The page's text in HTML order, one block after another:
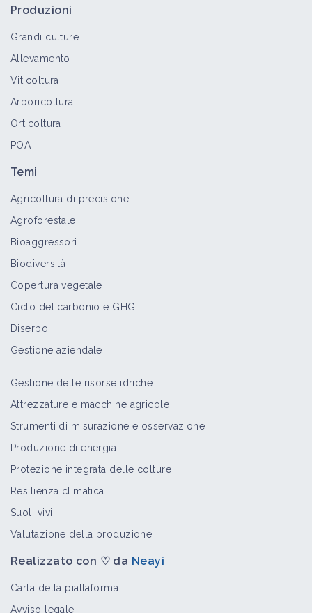
Produzioni
Grandi culture
Allevamento
Viticoltura
Arboricoltura
Orticoltura
POA
Temi
Agricoltura di precisione
Agroforestale
Bioaggressori
Biodiversità
Copertura vegetale
Ciclo del carbonio e GHG
Diserbo
Gestione aziendale
Gestione delle risorse idriche
Attrezzature e macchine agricole
Strumenti di misurazione e osservazione
Produzione di energia
Protezione integrata delle colture
Resilienza climatica
Suoli vivi
Valutazione della produzione
Realizzato con ♡ da Neayi
Carta della piattaforma
Avviso legale